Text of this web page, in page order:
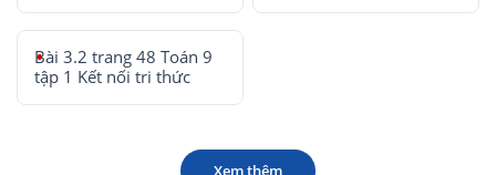
Bài 3.2 trang 48 Toán 9
tập 1 Kết nối tri thức
Xem thêm